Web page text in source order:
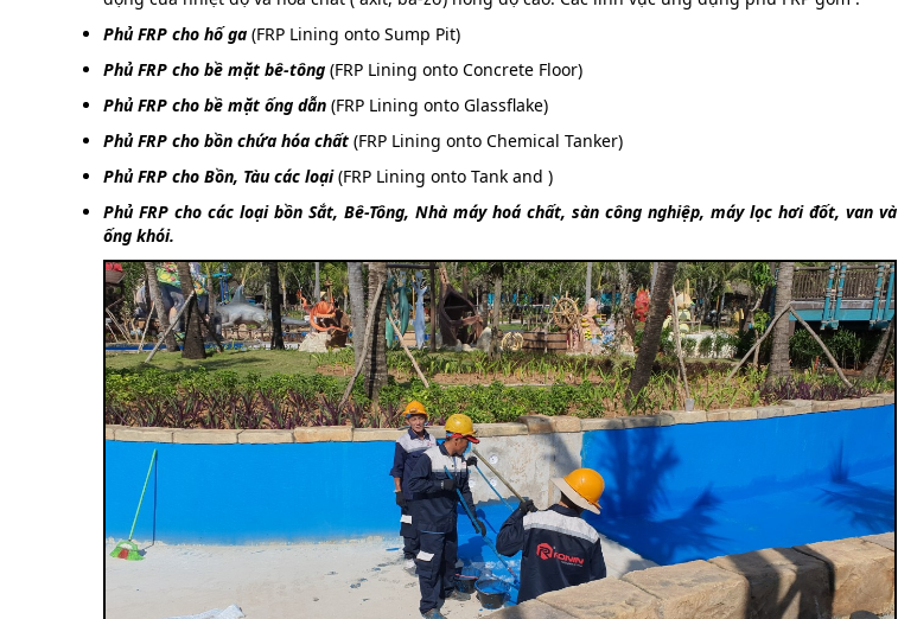
Phủ FRP cho hố ga (FRP Lining onto Sump Pit)
Phủ FRP cho bề mặt bê-tông (FRP Lining onto Concrete Floor)
Phủ FRP cho bề mặt ống dẫn (FRP Lining onto Glassflake)
Phủ FRP cho bồn chứa hóa chất (FRP Lining onto Chemical Tanker)
Phủ FRP cho Bồn, Tàu các loại(FRP Lining onto Tank and )
Phủ FRP cho các loại bồn Sắt, Bê-Tông, Nhà máy hoá chất, sàn công nghiệp, máy lọc hơi đốt, van và
ống khói.